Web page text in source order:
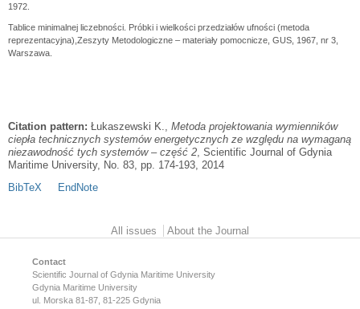
1972.
Tablice minimalnej liczebności. Próbki i wielkości przedziałów ufności (metoda
reprezentacyjna),Zeszyty Metodologiczne – materiały pomocnicze, GUS, 1967, nr 3,
Warszawa.
Citation pattern: Łukaszewski K., Metoda projektowania wymienników
ciepła technicznych systemów energetycznych ze względu na wymaganą
niezawodność tych systemów – część 2 , Scientific Journal of Gdynia
Maritime University, No. 83, pp. 174-193, 2014
BibTeX
EndNote
All issues About the Journal
Contact
Scientific Journal of Gdynia Maritime University
Gdynia Maritime University
ul. Morska 81-87, 81-225 Gdynia